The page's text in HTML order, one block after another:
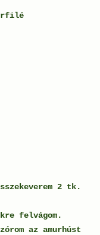
2 tk.
felvágom.
az amurhúst